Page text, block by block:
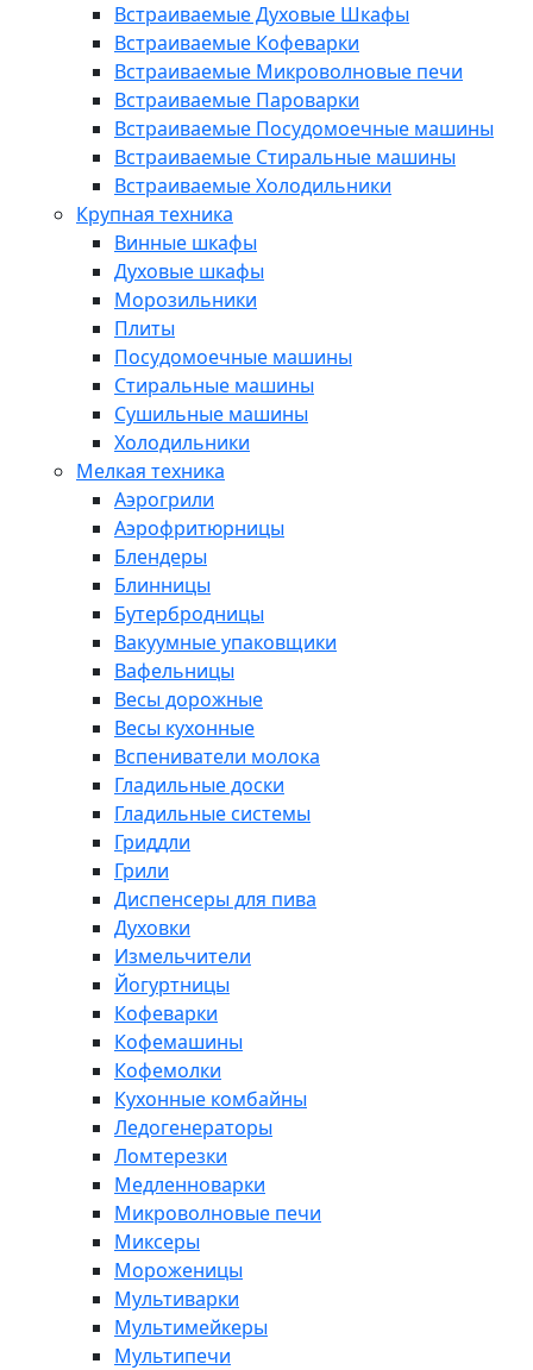
Встраиваемые Духовые Шкафы
Встраиваемые Кофеварки
Встраиваемые Микроволновые печи
Встраиваемые Пароварки
Встраиваемые Посудомоечные машины
Встраиваемые Стиральные машины
Встраиваемые Холодильники
Крупная техника
Винные шкафы
Духовые шкафы
Морозильники
Плиты
Посудомоечные машины
Стиральные машины
Сушильные машины
Холодильники
Мелкая техника
Аэрогрили
Аэрофритюрницы
Блендеры
Блинницы
Бутербродницы
Вакуумные упаковщики
Вафельницы
Весы дорожные
Весы кухонные
Вспениватели молока
Гладильные доски
Гладильные системы
Гриддли
Грили
Диспенсеры для пива
Духовки
Измельчители
Йогуртницы
Кофеварки
Кофемашины
Кофемолки
Кухонные комбайны
Ледогенераторы
Ломтерезки
Медленноварки
Микроволновые печи
Миксеры
Мороженицы
Мультиварки
Мультимейкеры
Мультипечи